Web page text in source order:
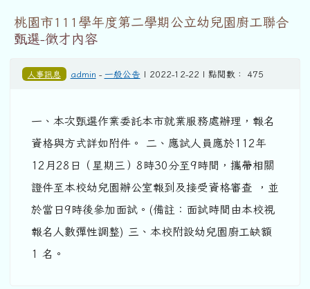
桃園市111學年度第二學期公立幼兒園廚工聯合
甄選-徵才內容
人事訊息 admin - 一般公告 | 2022-12-22 | 點閱數： 475
一、本次甄選作業委託本市就業服務處辦理，報名
資格與方式詳如附件。 二、應試人員應於112年
12月28日（星期三）8時30分至9時間，攜帶相關
證件至本校幼兒園辦公室報到及接受資格審查 ，並
於當日9時後參加面試。(備註：面試時間由本校視
報名人數彈性調整) 三、本校附設幼兒園廚工缺額
1 名。